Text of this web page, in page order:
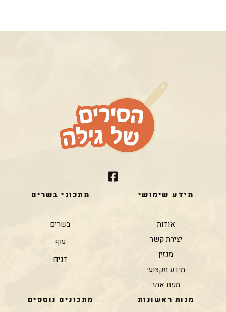
מידע שימושי
אודות
יצירת קשר
מגזין
מידע מקצועי
מפת אתר
מתכוני בשרים
בשרים
עוף
דגים
מנות ראשונות מתכונים נוספים